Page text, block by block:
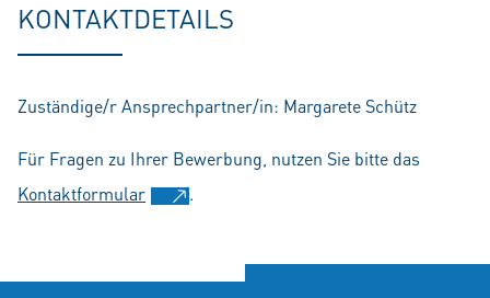
KONTAKTDETAILS
Zuständige/r Ansprechpartner/in: Margarete Schütz
Für Fragen zu Ihrer Bewerbung, nutzen Sie bitte das
Kontaktformular
.